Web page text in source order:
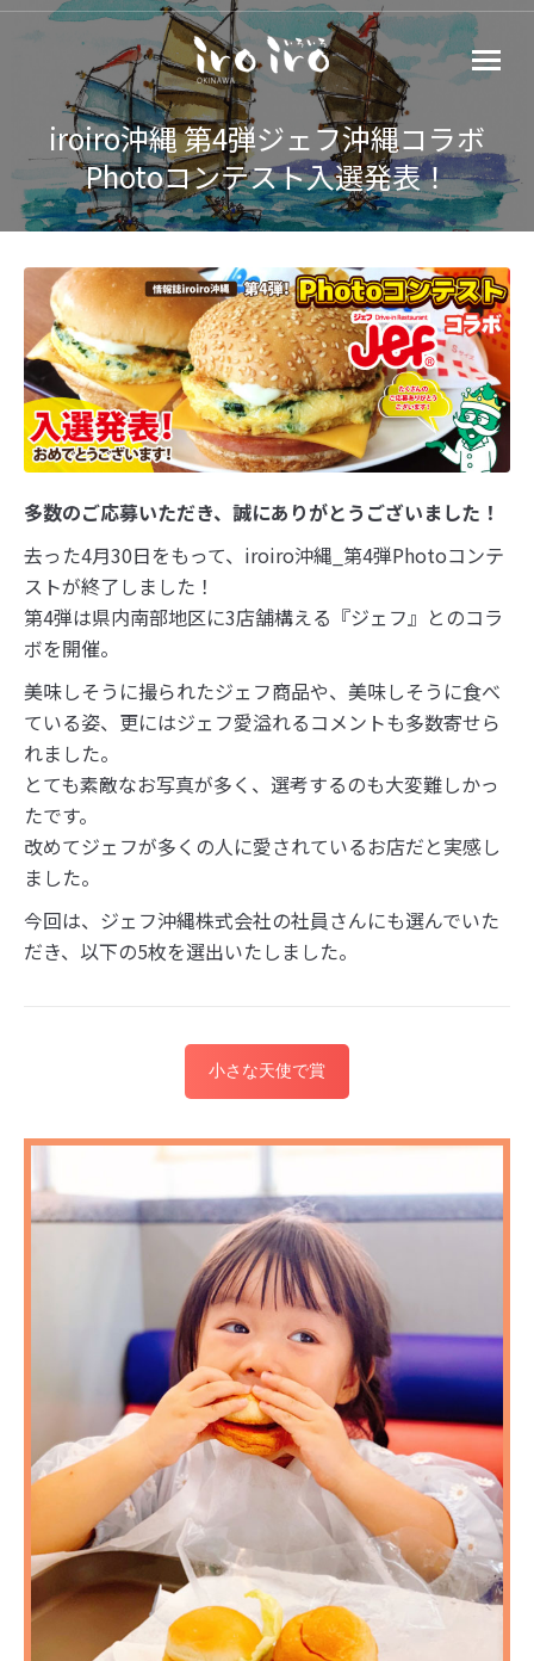
iroiro沖縄 第4弾ジェフ沖縄コラボ
Photoコンテスト入選発表！
多数のご応募いただき、誠にありがとうございました！
去った4月30日をもって、iroiro沖縄_第4弾Photoコンテ
ストが終了しました！
第4弾は県内南部地区に3店舗構える『ジェフ』とのコラ
ボを開催。
美味しそうに撮られたジェフ商品や、美味しそうに食べ
ている姿、更にはジェフ愛溢れるコメントも多数寄せら
れました。
とても素敵なお写真が多く、選考するのも大変難しかっ
たです。
改めてジェフが多くの人に愛されているお店だと実感し
ました。
今回は、ジェフ沖縄株式会社の社員さんにも選んでいた
だき、以下の5枚を選出いたしました。
小さな天使で賞